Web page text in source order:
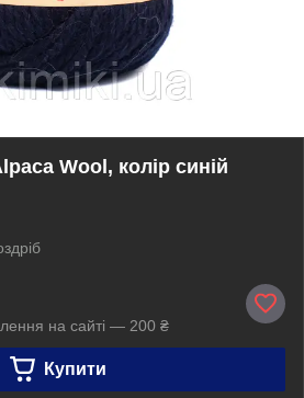
Wool, колір синій
на сайті — 200 ₴
Купити